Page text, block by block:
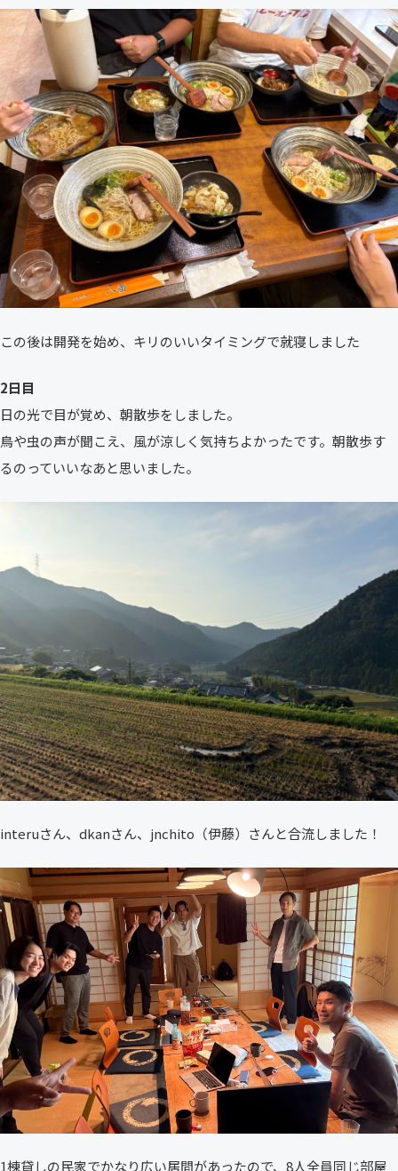
この後は開発を始め、キリのいいタイミングで就寝しました
2日目
日の光で目が覚め、朝散歩をしました。
鳥や虫の声が聞こえ、風が涼しく気持ちよかったです。朝散歩す
るのっていいなあと思いました。
interuさん、dkanさん、jnchito（伊藤）さんと合流しました！
1棟貸しの民家でかなり広い居間があったので、8人全員同じ部屋